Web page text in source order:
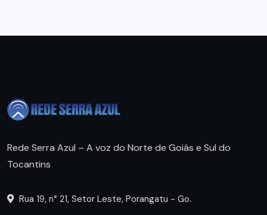
Rede Serra Azul – A voz do Norte de Goiás e Sul do
Tocantins
Rua 19, n° 21, Setor Leste, Porangatu - Go.